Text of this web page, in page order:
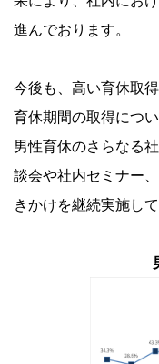
進んでおります。
今後も、高い育休取
育休期間の取得につ
男性育休のさらなる
談会や社内セミナー
きかけを継続実施して